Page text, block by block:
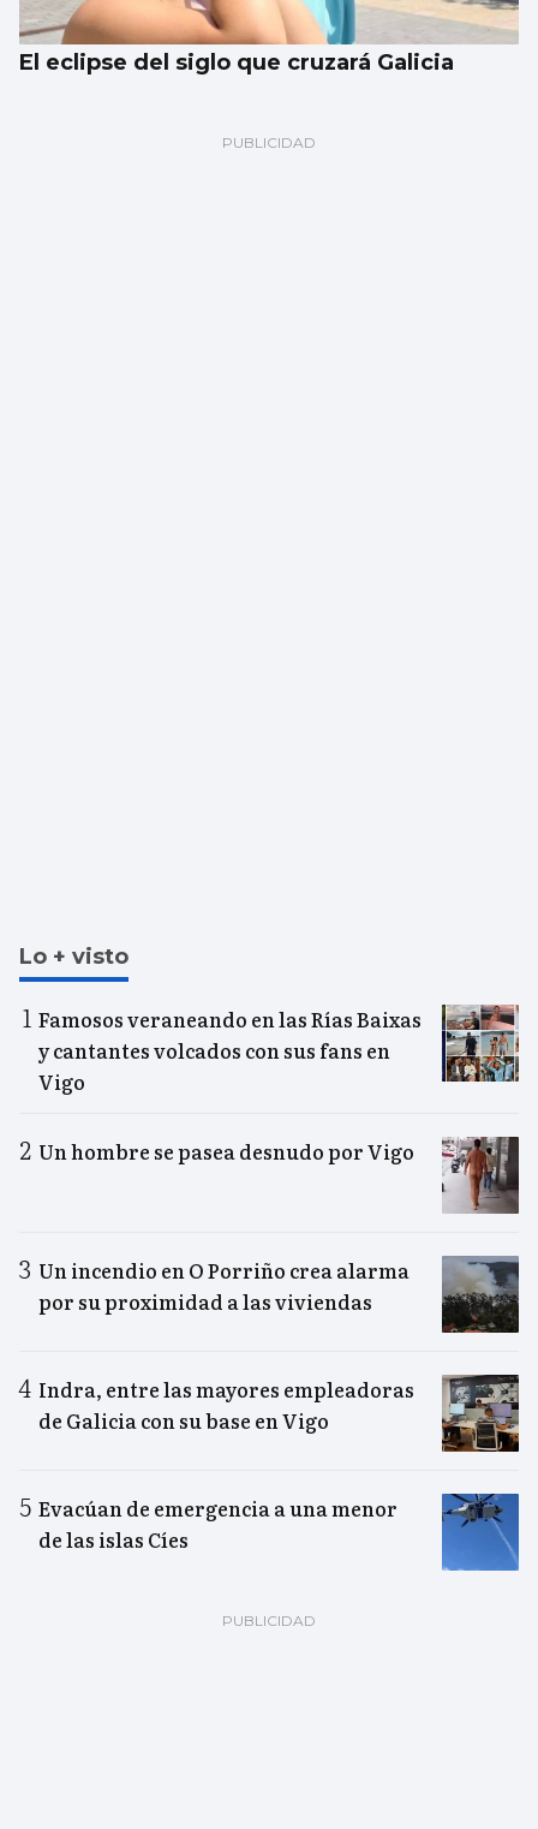
El eclipse del siglo que cruzará Galicia
Lo + visto
Famosos veraneando en las Rías Baixas
y cantantes volcados con sus fans en
Vigo
Un hombre se pasea desnudo por Vigo
Un incendio en O Porriño crea alarma
por su proximidad a las viviendas
Indra, entre las mayores empleadoras
de Galicia con su base en Vigo
Evacúan de emergencia a una menor
de las islas Cíes